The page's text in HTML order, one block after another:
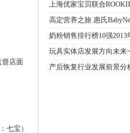
督店面
七宝）
上海优家宝贝联合
高定营养之旅 惠氏
奶粉销售排行榜10强2013
玩具实体店发展方向未来
产后恢复行业发展前景分